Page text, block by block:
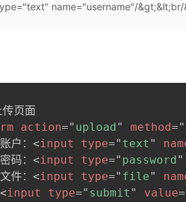
name="username"/
页面
action=" upload " method="
          	账户：
<input type=" text "
          	密码：
<input type=" password "
          	文件：
<input type=" file"
<input type=" submit " value=